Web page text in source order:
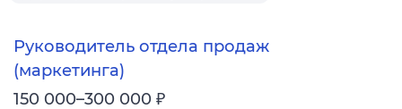
Руководитель отдела продаж
(маркетинга)
150 000–300 000 ₽